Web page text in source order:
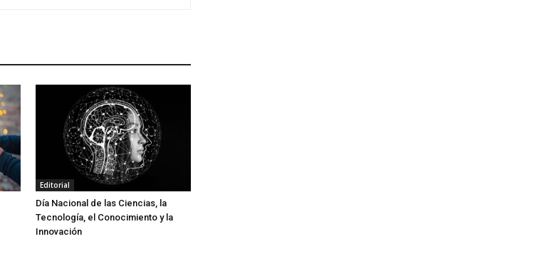
Editorial
Día Nacional de las Ciencias, la
Tecnología, el Conocimiento y la
Innovación